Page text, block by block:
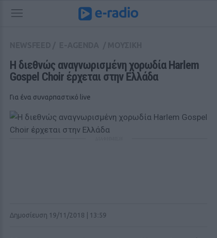
Η διεθνώς αναγνωρισμένη χορωδία Harlem
Gospel Choir έρχεται στην Ελλάδα
Για ένα συναρπαστικό live
Δημοσίευση 19/11/2018 | 13:59